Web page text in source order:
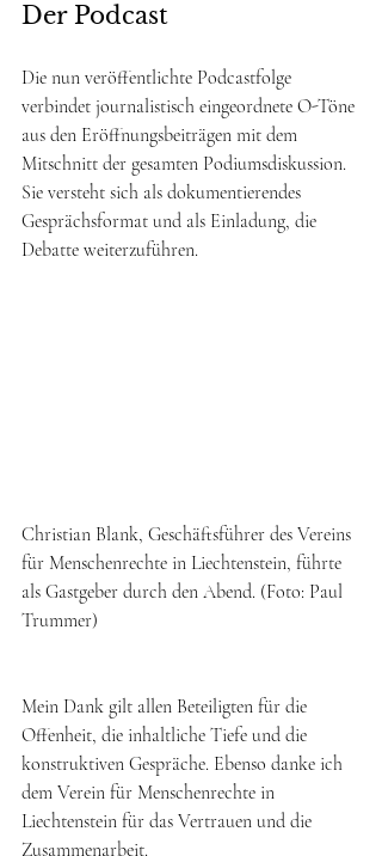
Der Podcast
Die nun veröffentlichte Podcastfolge
verbindet journalistisch eingeordnete O-Töne
aus den Eröffnungsbeiträgen mit dem
Mitschnitt der gesamten Podiumsdiskussion.
Sie versteht sich als dokumentierendes
Gesprächsformat und als Einladung, die
Debatte weiterzuführen.
Christian Blank, Geschäftsführer des Vereins
für Menschenrechte in Liechtenstein, führte
als Gastgeber durch den Abend. (Foto: Paul
Trummer)
Mein Dank gilt allen Beteiligten für die
Offenheit, die inhaltliche Tiefe und die
konstruktiven Gespräche. Ebenso danke ich
dem Verein für Menschenrechte in
Liechtenstein für das Vertrauen und die
Zusammenarbeit.